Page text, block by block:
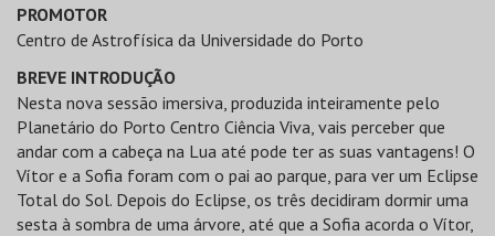
PROMOTOR
Centro de Astrofísica da Universidade do Porto
BREVE INTRODUÇÃO
Nesta nova sessão imersiva, produzida inteiramente pelo
Planetário do Porto Centro Ciência Viva, vais perceber que
andar com a cabeça na Lua até pode ter as suas vantagens! O
Vítor e a Sofia foram com o pai ao parque, para ver um Eclipse
Total do Sol. Depois do Eclipse, os três decidiram dormir uma
sesta à sombra de uma árvore, até que a Sofia acorda o Vítor,